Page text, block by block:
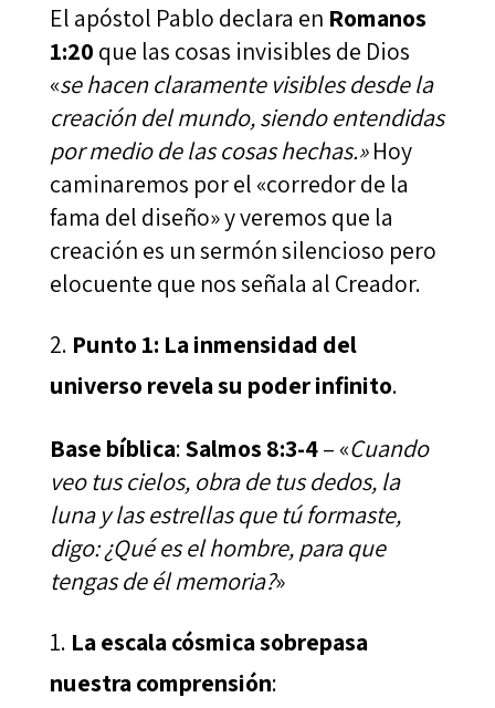
El apóstol Pablo declara en Romanos
1:20 que las cosas invisibles de Dios
«se hacen claramente visibles desde la
creación del mundo, siendo entendidas
por medio de las cosas hechas.»Hoy
caminaremos por el «corredor de la
fama del diseño» y veremos que la
creación es un sermón silencioso pero
elocuente que nos señala al Creador.
Punto 1: La inmensidad del
universo revela su poder infinito.
Base bíblica:Salmos 8:3-4– «Cuando
veo tus cielos, obra de tus dedos, la
luna y las estrellas que tú formaste,
digo: ¿Qué es el hombre, para que
tengas de él memoria?»
La escala cósmica sobrepasa
nuestra comprensión: